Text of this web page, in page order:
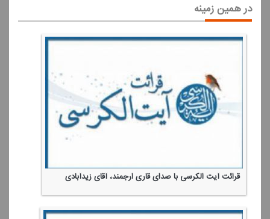
در همین زمینه
قرائت آیت الكرسی با صدای قاری ارجمند، آقای زیدآبادی